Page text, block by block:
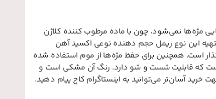
نظم و زیبایی مژه‌ها نمی‌شود، چون با ماده مرطوب کننده کلاژن
حفظ حالت مژه‌ها را به مدت 24 ساعت دارد. در تهیه این نوع ریمل حجم دهنده نوعی اکسید آهن
است. همچنین برای حفظ مژه‌ها از موم استفاده شده
است که قابلیت شست و شو دارد. رنگ آن مشکی است و
آسان‌تر می‌توانید به اینستاگرام کاج پیام دهید.